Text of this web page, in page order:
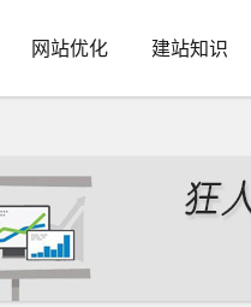
网站优化 建站知识